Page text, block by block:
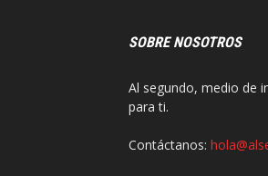
SOBRE NOSOTROS
Al segundo, medio de
para ti.
Contáctanos: